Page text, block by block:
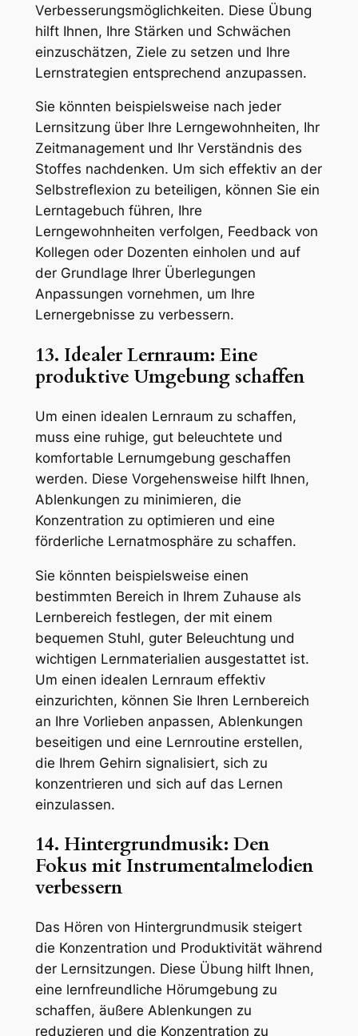
Verbesserungsmöglichkeiten. Diese Übung
hilft Ihnen, Ihre Stärken und Schwächen
einzuschätzen, Ziele zu setzen und Ihre
Lernstrategien entsprechend anzupassen.
Sie könnten beispielsweise nach jeder
Lernsitzung über Ihre Lerngewohnheiten, Ihr
Zeitmanagement und Ihr Verständnis des
Stoffes nachdenken. Um sich effektiv an der
Selbstreflexion zu beteiligen, können Sie ein
Lerntagebuch führen, Ihre
Lerngewohnheiten verfolgen, Feedback von
Kollegen oder Dozenten einholen und auf
der Grundlage Ihrer Überlegungen
Anpassungen vornehmen, um Ihre
Lernergebnisse zu verbessern.
13. Idealer Lernraum: Eine
produktive Umgebung schaffen
Um einen idealen Lernraum zu schaffen,
muss eine ruhige, gut beleuchtete und
komfortable Lernumgebung geschaffen
werden. Diese Vorgehensweise hilft Ihnen,
Ablenkungen zu minimieren, die
Konzentration zu optimieren und eine
förderliche Lernatmosphäre zu schaffen.
Sie könnten beispielsweise einen
bestimmten Bereich in Ihrem Zuhause als
Lernbereich festlegen, der mit einem
bequemen Stuhl, guter Beleuchtung und
wichtigen Lernmaterialien ausgestattet ist.
Um einen idealen Lernraum effektiv
einzurichten, können Sie Ihren Lernbereich
an Ihre Vorlieben anpassen, Ablenkungen
beseitigen und eine Lernroutine erstellen,
die Ihrem Gehirn signalisiert, sich zu
konzentrieren und sich auf das Lernen
einzulassen.
14. Hintergrundmusik: Den
Fokus mit Instrumentalmelodien
verbessern
Das Hören von Hintergrundmusik steigert
die Konzentration und Produktivität während
der Lernsitzungen. Diese Übung hilft Ihnen,
eine lernfreundliche Hörumgebung zu
schaffen, äußere Ablenkungen zu
reduzieren und die Konzentration zu